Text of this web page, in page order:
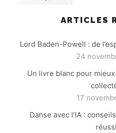
ARTICLES
Lord Baden-Powell : de
24
Un livre blanc pour
17
Danse avec l’IA :
réussi